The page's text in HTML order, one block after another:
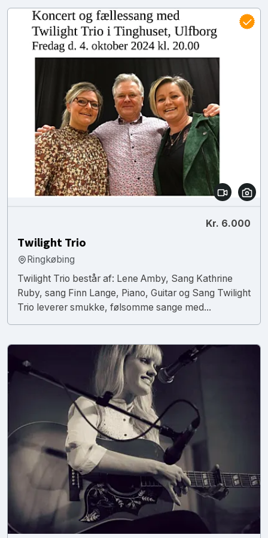
Kr. 6.000
Twilight Trio
Ringkøbing
Twilight Trio består af: Lene Amby, Sang Kathrine
Ruby, sang Finn Lange, Piano, Guitar og Sang Twilight
Trio leverer smukke, følsomme sange med...